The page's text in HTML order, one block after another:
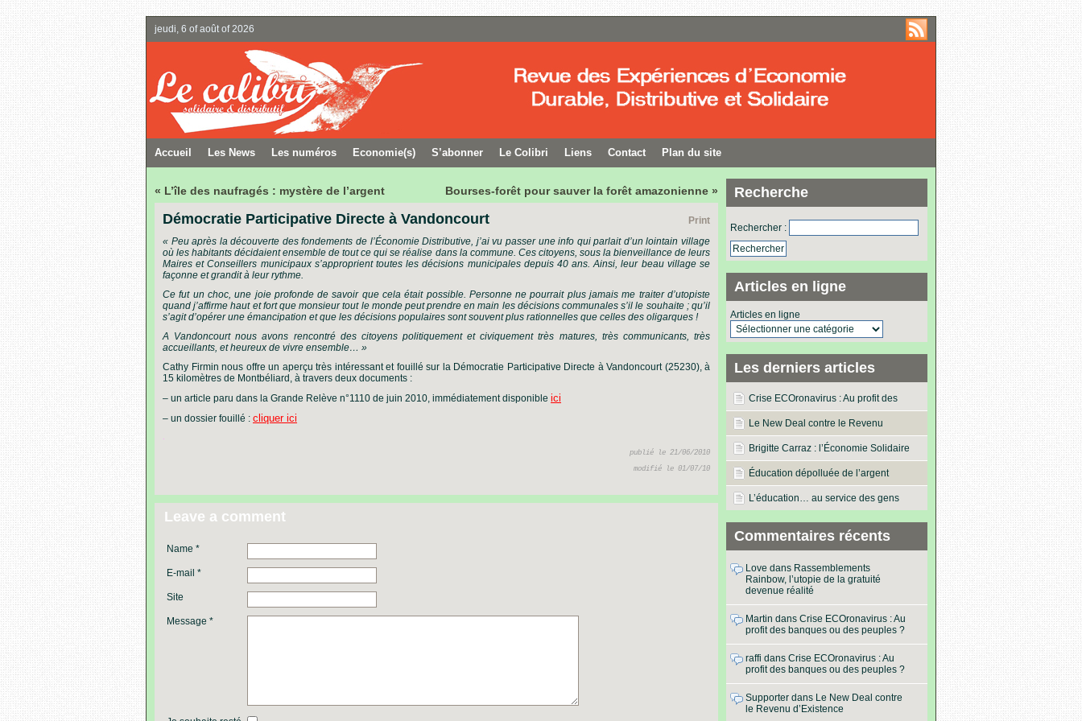
jeudi, 6 of août of 2026
Accueil Les News Les numéros Economie(s) S’abonner Le Colibri Liens Contact Plan du site
Recherche
Rechercher :
Articles en ligne
Articles en ligne
Les derniers articles
Crise ECOronavirus : Au profit des
banques ou des peuples ?
Le New Deal contre le Revenu
d’Existence
Brigitte Carraz : l’Économie Solidaire
dans les actes !
Éducation dépolluée de l’argent
L’éducation… au service des gens
Commentaires récents
Love dans Rassemblements
Rainbow, l’utopie de la gratuité
devenue réalité
Martin dans Crise ECOronavirus : Au
profit des banques ou des peuples ?
raffi dans Crise ECOronavirus : Au
profit des banques ou des peuples ?
Supporter dans Le New Deal contre
le Revenu d’Existence
« L’île des naufragés : mystère de l’argent Bourses-forêt pour sauver la forêt amazonienne »
Print
Démocratie Participative Directe à Vandoncourt
« Peu après la découverte des fondements de l’Économie Distributive, j’ai vu passer une info qui parlait d’un lointain village
où les habitants décidaient ensemble de tout ce qui se réalise dans la commune. Ces citoyens, sous la bienveillance de leurs
Maires et Conseillers municipaux s’approprient toutes les décisions municipales depuis 40 ans. Ainsi, leur beau village se
façonne et grandit à leur rythme.
Ce fut un choc, une joie profonde de savoir que cela était possible. Personne ne pourrait plus jamais me traiter d’utopiste
quand j’affirme haut et fort que monsieur tout le monde peut prendre en main les décisions communales s’il le souhaite ; qu’il
s’agit d’opérer une émancipation et que les décisions populaires sont souvent plus rationnelles que celles des oligarques !
A Vandoncourt nous avons rencontré des citoyens politiquement et civiquement très matures, très communicants, très
accueillants, et heureux de vivre ensemble… »
Cathy Firmin nous offre un aperçu très intéressant et fouillé sur la Démocratie Participative Directe à Vandoncourt (25230), à
15 kilomètres de Montbéliard, à travers deux documents :
– un article paru dans la Grande Relève n°1110 de juin 2010, immédiatement disponible ici
– un dossier fouillé : cliquer ici
publié le 21/06/2010
modifié le 01/07/10
Leave a comment
Name *
E-mail *
Site
Message *